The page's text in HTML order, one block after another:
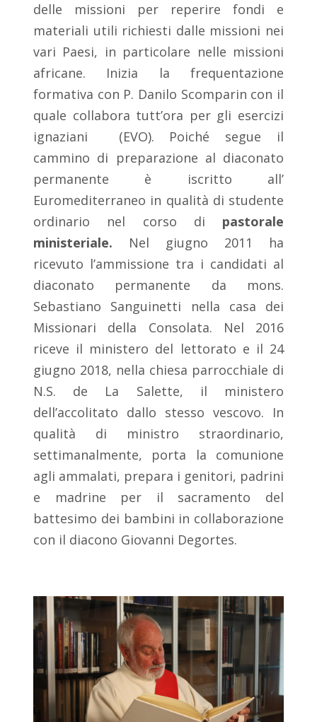
delle missioni per reperire fondi e
materiali utili richiesti dalle missioni nei
vari Paesi, in particolare nelle missioni
africane. Inizia la frequentazione
formativa con P. Danilo Scomparin con il
quale collabora tutt’ora per gli esercizi
ignaziani (EVO). Poiché segue il
cammino di preparazione al diaconato
permanente è iscritto all’
Euromediterraneo in qualità di studente
ordinario nel corso di pastorale
ministeriale. Nel giugno 2011 ha
ricevuto l’ammissione tra i candidati al
diaconato permanente da mons.
Sebastiano Sanguinetti nella casa dei
Missionari della Consolata. Nel 2016
riceve il ministero del lettorato e il 24
giugno 2018, nella chiesa parrocchiale di
N.S. de La Salette, il ministero
dell’accolitato dallo stesso vescovo. In
qualità di ministro straordinario,
settimanalmente, porta la comunione
agli ammalati, prepara i genitori, padrini
e madrine per il sacramento del
battesimo dei bambini in collaborazione
con il diacono Giovanni Degortes.